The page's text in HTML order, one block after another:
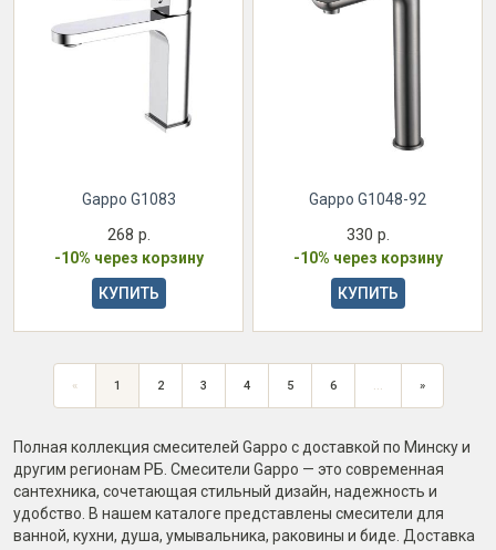
Gappo G1083
268 р.
-10% через корзину
КУПИТЬ
Gappo G1048-92
330 р.
-10% через корзину
КУПИТЬ
«Предыдущая
1 2 3 4 5 6 ... »Следующая
Полная коллекция смесителей Gappo с доставкой по Минску и
другим регионам РБ. Смесители Gappo — это современная
сантехника, сочетающая стильный дизайн, надежность и
удобство. В нашем каталоге представлены смесители для
ванной, кухни, душа, умывальника, раковины и биде. Доставка